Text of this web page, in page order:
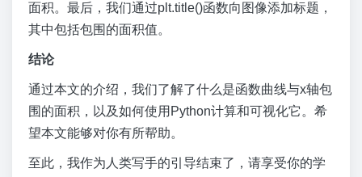
面积。最后，我们通过plt.title()函数向图像添加标题，
其中包括包围的面积值。
结论
通过本文的介绍，我们了解了什么是函数曲线与x轴包
围的面积，以及如何使用Python计算和可视化它。希
望本文能够对你有所帮助。
至此，我作为人类写手的引导结束了，请享受你的学